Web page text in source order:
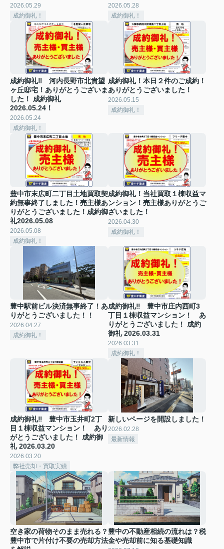
2026.05.29
成約御礼！
2026.05.28
成約御礼！
成約御礼‼ 河内長野市北貴望
ヶ丘邸宅！ありがとうございま
した！ 成約御礼
2026.05.24！
2026.05.24
成約御礼！
成約御礼！本日２件のご成約！
ありがとうございました！
2026.05.15
成約御礼！
豊中市末広町二丁目土地買取契
約無事終了しました！売主様あ
りがとうございました！成約御
礼2026.05.08
2026.05.08
成約御礼！
成約御礼！当社買取１棟収益マ
ンション！売主様ありがとうご
ざいました！
2026.04.30
成約御礼！
豊中駅前ビル決済無事終了！あ
りがとうございました！！
2026.04.27
成約御礼！
成約御礼‼ 豊中市庄内西町3
丁目１棟収益マンション！ あ
りがとうございました！ 成約
御礼 2026.03.31
2026.03.31
成約御礼！
成約御礼‼ 豊中市玉井町2丁
目１棟収益マンション！ あり
がとうございました！ 成約御
礼 2026.03.20
2026.03.20
弊社売却・買取実績
新しいページを開設しました！
2026.02.28
最新情報
空き家の荷物そのまま売れる？
豊中市で片付け不要の売却方法
豊中の不動産相続の流れは？税
金や売却前に知る基礎知識